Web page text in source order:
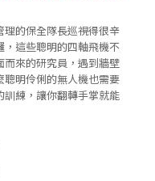
的保全隊長巡視得很辛
這些聰明的四軸飛機不
來的研究員，遇到牆壁
明伶俐的無人機也需要
訓練，讓你翻轉手掌就能